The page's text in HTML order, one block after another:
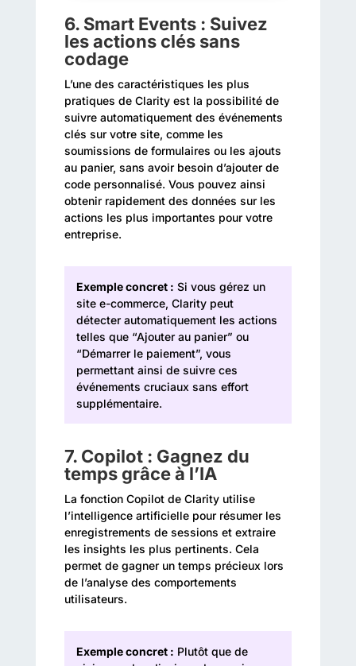
6. Smart Events : Suivez
les actions clés sans
codage
L’une des caractéristiques les plus
pratiques de Clarity est la possibilité de
suivre automatiquement des événements
clés sur votre site, comme les
soumissions de formulaires ou les ajouts
au panier, sans avoir besoin d’ajouter de
code personnalisé. Vous pouvez ainsi
obtenir rapidement des données sur les
actions les plus importantes pour votre
entreprise.
Exemple concret : Si vous gérez un
site e-commerce, Clarity peut
détecter automatiquement les actions
telles que “Ajouter au panier” ou
“Démarrer le paiement”, vous
permettant ainsi de suivre ces
événements cruciaux sans effort
supplémentaire.
7. Copilot : Gagnez du
temps grâce à l’IA
La fonction Copilot de Clarity utilise
l’intelligence artificielle pour résumer les
enregistrements de sessions et extraire
les insights les plus pertinents. Cela
permet de gagner un temps précieux lors
de l’analyse des comportements
utilisateurs.
Exemple concret : Plutôt que de